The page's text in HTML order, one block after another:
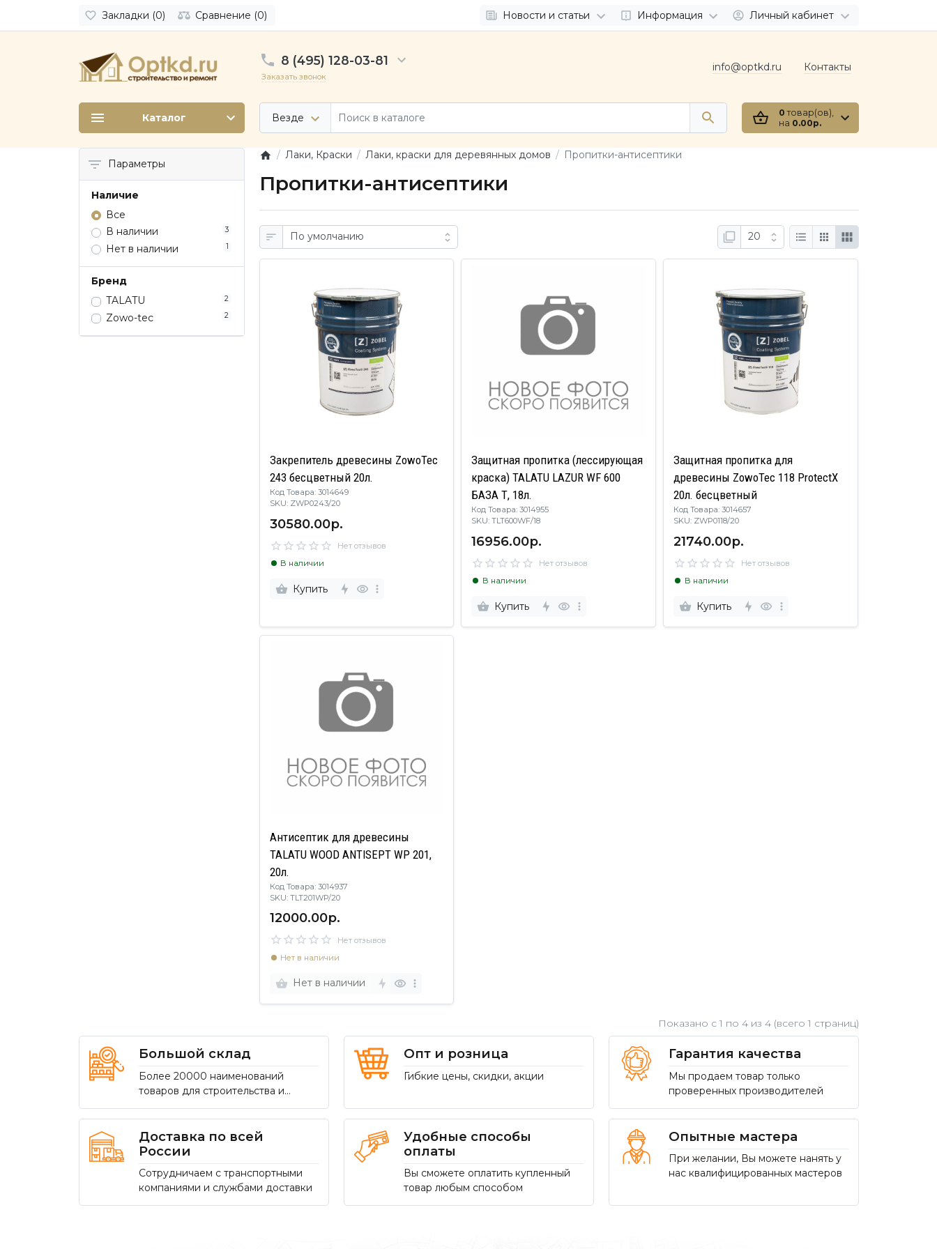
Закладки (0) Сравнение (0) Новости и статьи Информация Личный кабинет
8 (495) 128-03-81
Заказать звонок
Везде
info@optkd.ru Контакты
0 товар(ов),
на 0.00р.
Каталог
Параметры
Наличие
Все
В наличии
3
Нет в наличии 1
Бренд
TALATU
2
Zowo-tec 2
Лаки, Краски Лаки, краски для деревянных домов Пропитки-антисептики
Пропитки-антисептики
Закрепитель древесины ZowoTec
243 бесцветный 20л.
Код Товара: 3014649
SKU: ZWP0243/20
30580.00р.
Нет отзывов
В наличии
Купить
Защитная пропитка (лессирующая
краска) TALATU LAZUR WF 600
БАЗА Т, 18л.
Код Товара: 3014955
SKU: TLT600WF/18
16956.00р.
Нет отзывов
В наличии
Купить
Защитная пропитка для
древесины ZowoTec 118 ProtectX
20л. бесцветный
Код Товара: 3014657
SKU: ZWP0118/20
21740.00р.
Нет отзывов
В наличии
Купить
Антисептик для древесины
TALATU WOOD ANTISEPT WP 201,
20л.
Код Товара: 3014937
SKU: TLT201WP/20
12000.00р.
Нет отзывов
Нет в наличии
Нет в наличии
Показано с 1 по 4из 4 (всего 1 страниц)
Большой склад
Более 20000 наименований
товаров для строительства и
ремонта
Опт и розница
Гибкие цены, скидки, акции
Гарантия качества
Мы продаем товар только
проверенных производителей
Доставка по всей
России
Сотрудничаем с транспортными
компаниями и службами доставки
Удобные способы
оплаты
Вы сможете оплатить купленный
товар любым способом
Опытные мастера
При желании, Вы можете нанять у
нас квалифицированных мастеров